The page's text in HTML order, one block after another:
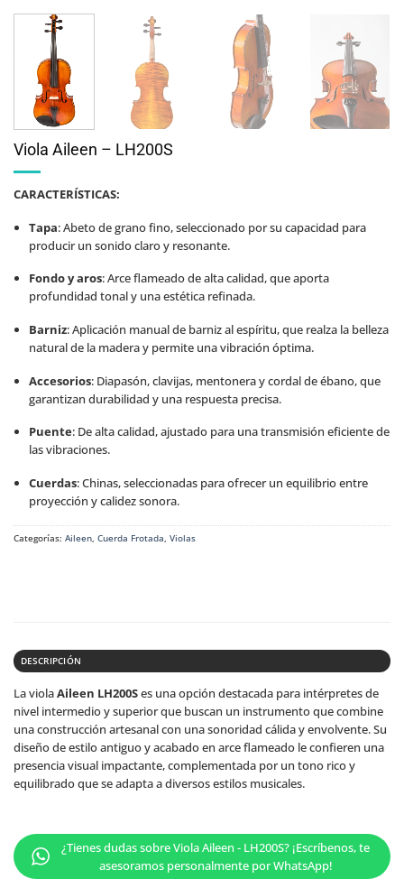
Viola Aileen – LH200S
CARACTERÍSTICAS:
Tapa:Abeto de grano fino, seleccionado por su capacidad para
producir un sonido claro y resonante.
Fondo y aros:Arce flameado de alta calidad, que aporta
profundidad tonal y una estética refinada.
Barniz:Aplicación manual de barniz al espíritu, que realza la belleza
natural de la madera y permite una vibración óptima.
Accesorios: Diapasón, clavijas, mentonera y cordal de ébano, que
garantizan durabilidad y una respuesta precisa.
Puente: De alta calidad, ajustado para una transmisión eficiente de
las vibraciones.
Cuerdas:Chinas, seleccionadas para ofrecer un equilibrio entre
proyección y calidez sonora.
Categorías: Aileen Cuerda Frotada Violas
DESCRIPCIÓN
La violaAileen LH200Ses una opción destacada para intérpretes de
nivel intermedio y superior que buscan un instrumento que combine
una construcción artesanal con una sonoridad cálida y envolvente.Su
diseño de estilo antiguo y acabado en arce flameado le confieren una
presencia visual impactante, complementada por un tono rico y
equilibrado que se adapta a diversos estilos musicales.
¿Tienes dudas sobre Viola Aileen - LH200S? ¡Escríbenos, te
asesoramos personalmente por WhatsApp!